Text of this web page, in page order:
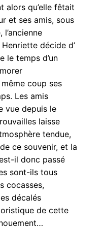
alors qu’elle fêtait
et ses amis, sous
décide d’
le temps d’un
coup ses
Les amis
vue depuis le
laisse
tendue,
ce souvenir, et la
il donc passé
sont-ils tous
cocasses,
décalés
de cette